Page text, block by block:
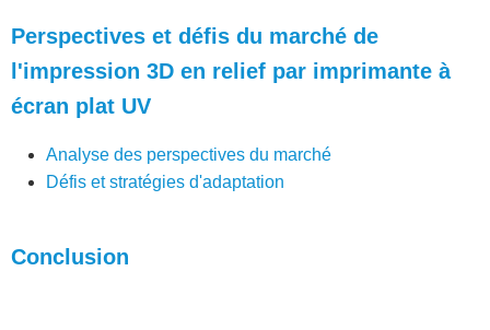
Perspectives et défis du marché de
l'impression 3D en relief par imprimante à
écran plat UV
Analyse des perspectives du marché
Défis et stratégies d'adaptation
Conclusion